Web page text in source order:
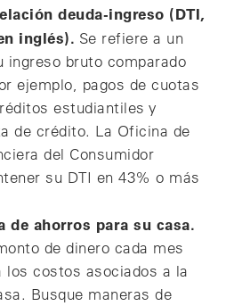
deuda-ingreso (DTI,
inglés). Se refiere a un
ingreso bruto comparado
ejemplo, pagos de cuotas
estudiantiles y
de crédito. La Oficina de
del Consumidor
su DTI en 43% o más
de ahorros para su casa.
de dinero cada mes
los costos asociados a la
Busque maneras de